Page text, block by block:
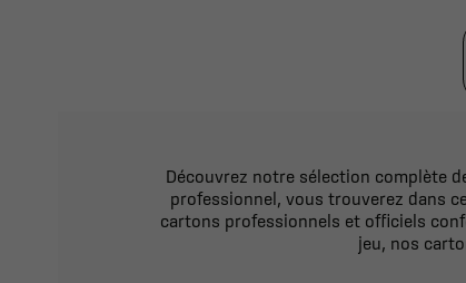
Découvrez notre sélection complète
professionnel, vous trouverez dans
cartons professionnels et officiels
jeu, nos